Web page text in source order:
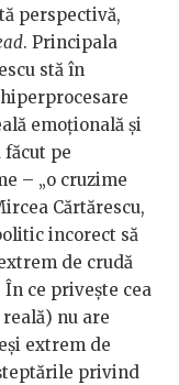
perspectivă,
. Principala
stă în
emoțională și
pe
– „o cruzime
Cărtărescu,
incorect să
de crudă
ce privește cea
nu are
extrem de
privind